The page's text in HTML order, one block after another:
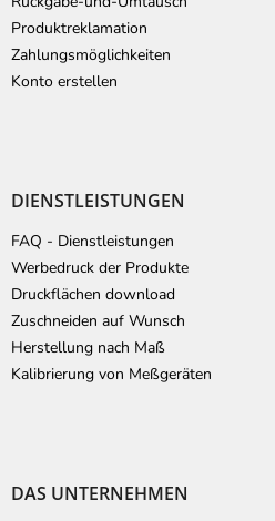
Produktreklamation
Zahlungsmöglichkeiten
Konto erstellen
DIENSTLEISTUNGEN
FAQ - Dienstleistungen
Werbedruck der Produkte
Druckflächen download
Zuschneiden auf Wunsch
Herstellung nach Maß
Kalibrierung von Meßgeräten
DAS UNTERNEHMEN